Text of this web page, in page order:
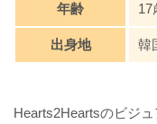
年齢 17
出身地 韓
Hearts2Heartsのビジ